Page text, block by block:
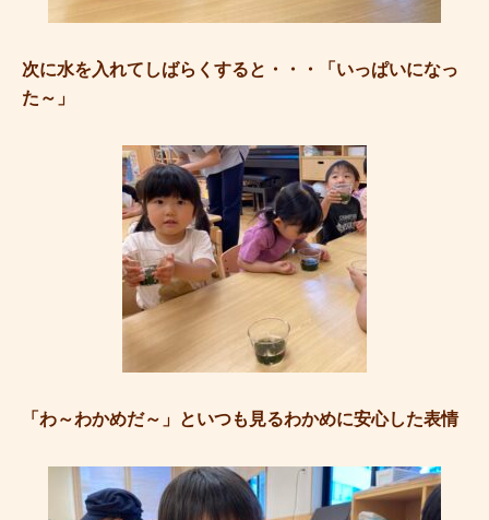
次に水を入れてしばらくすると・・・「いっぱいになっ
た～」
「わ～わかめだ～」といつも見るわかめに安心した表情